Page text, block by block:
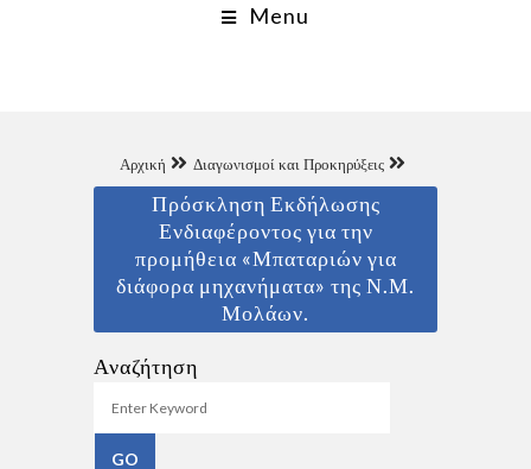
Menu
Αρχική Διαγωνισμοί και Προκηρύξεις
Πρόσκληση Εκδήλωσης
Ενδιαφέροντος για την
προμήθεια «Μπαταριών για
διάφορα μηχανήματα» της Ν.Μ.
Μολάων.
Αναζήτηση